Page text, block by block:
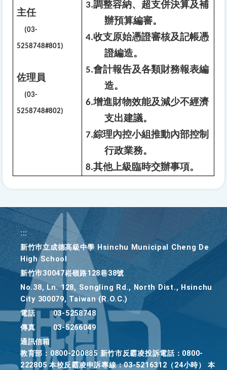
主任
(03-
5258748#801)
佐理員
(03-
5258748#802)
3.調整容納、超支併決算及補
辦預算編審。
4.收支原始憑證審核及記帳憑
證編造。
5.會計報告及各類財務報表編
造。
6.增進財物效能及減少不經濟
支出建議。
7.綜理內控小組推動內部控制
行政業務。
8.其他上級臨時交辦事項。
:::
新竹巿立成德高級中學 Hsinchu Municipal Cheng De
High School
新竹巿30047崧嶺路128巷38號
No.38, Ln. 128, Songling Rd., North Dist., Hsinchu
City 300079, Taiwan (R.O.C.)
電話
03-5258748
傳真
03-5266049
通訊信箱
教育部：0800-200885 新竹市反霸凌投訴電話：0800-
222805 本校反霸凌申訴專線：03-5216312（24小時） 本